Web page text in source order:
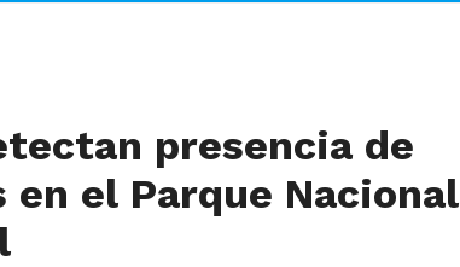
presencia de
el Parque Nacional